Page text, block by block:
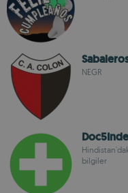
NEGR
bilgiler